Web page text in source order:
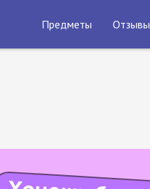
Предметы Отзывы